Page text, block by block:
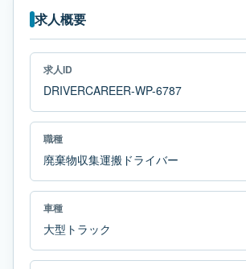
求人概要
求人ID
DRIVERCAREER-WP-6787
職種
廃棄物収集運搬ドライバー
車種
大型トラック